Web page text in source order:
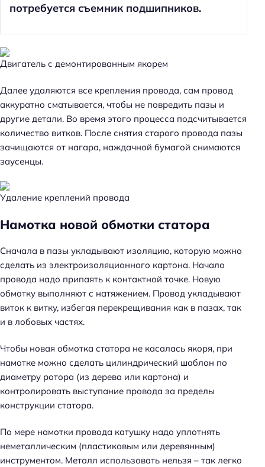
потребуется съемник подшипников.
Двигатель с демонтированным якорем
Далее удаляются все крепления провода, сам провод
аккуратно сматывается, чтобы не повредить пазы и
другие детали. Во время этого процесса подсчитывается
количество витков. После снятия старого провода пазы
зачищаются от нагара, наждачной бумагой снимаются
заусенцы.
Удаление креплений провода
Намотка новой обмотки статора
Сначала в пазы укладывают изоляцию, которую можно
сделать из электроизоляционного картона. Начало
провода надо припаять к контактной точке. Новую
обмотку выполняют с натяжением. Провод укладывают
виток к витку, избегая перекрещивания как в пазах, так
и в лобовых частях.
Чтобы новая обмотка статора не касалась якоря, при
намотке можно сделать цилиндрический шаблон по
диаметру ротора (из дерева или картона) и
контролировать выступание провода за пределы
конструкции статора.
По мере намотки провода катушку надо уплотнять
неметаллическим (пластиковым или деревянным)
инструментом. Металл использовать нельзя – так легко